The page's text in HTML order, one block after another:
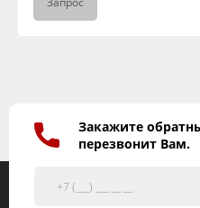
Закажите
перезвонит Вам.